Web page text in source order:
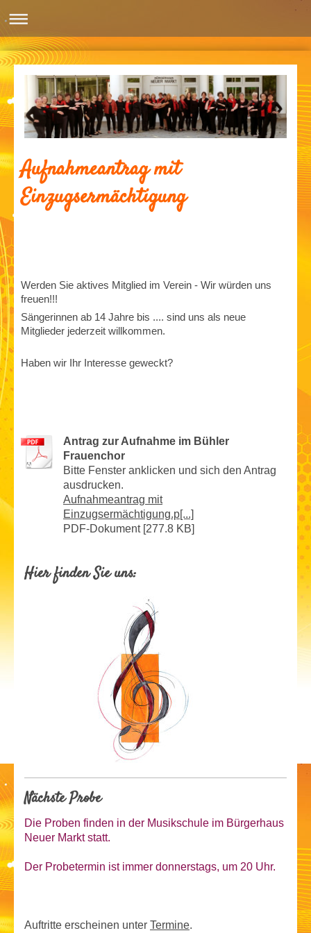
Aufnahmeantrag mit
Einzugsermächtigung
Werden Sie aktives Mitglied im Verein - Wir würden uns
freuen!!!
Sängerinnen ab 14 Jahre bis .... sind uns als neue
Mitglieder jederzeit willkommen.
Haben wir Ihr Interesse geweckt?
Antrag zur Aufnahme im Bühler
Frauenchor
Bitte Fenster anklicken und sich den Antrag
ausdrucken.
Aufnahmeantrag mit
Einzugsermächtigung.p[...]
PDF-Dokument [277.8 KB]
Hier finden Sie uns:
Nächste Probe
Die Proben finden in der Musikschule im Bürgerhaus
Neuer Markt statt.
Der Probetermin ist immer donnerstags, um 20 Uhr.
Auftritte erscheinen unter Termine.